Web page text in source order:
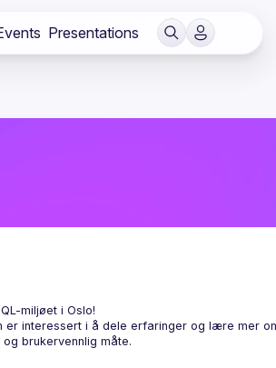
Presentations
interessert i å dele erfaringer og lære mer